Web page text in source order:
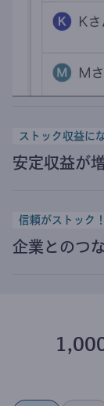
ストック収益に
安定収益が
信頼がストック！
企業とのつ